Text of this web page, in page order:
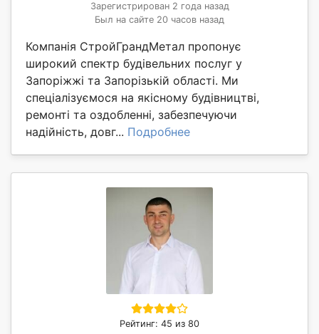
Зарегистрирован 2 года назад
Был на сайте 20 часов назад
Компанія СтройГрандМетал пропонує
широкий спектр будівельних послуг у
Запоріжжі та Запорізькій області. Ми
спеціалізуємося на якісному будівництві,
ремонті та оздобленні, забезпечуючи
надійність, довг... Подробнее
Рейтинг: 45 из 80